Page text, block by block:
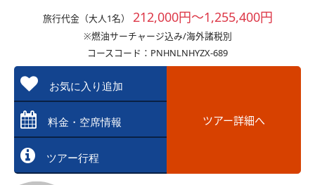
旅行代金（大人1名） 212,000円～1,255,400円
※燃油サーチャージ込み/海外諸税別
コースコード：PNHNLNHYZX-689
お気に入り追加
料金・空席情報
ツアー行程
ツアー詳細へ